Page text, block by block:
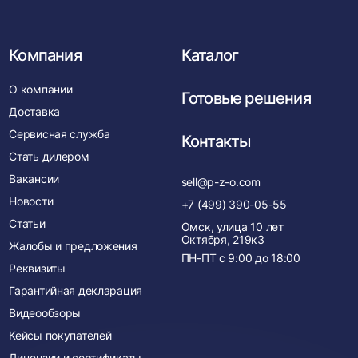
Компания
О компании
Доставка
Сервисная служба
Стать дилером
Вакансии
Новости
Статьи
Жалобы и предложения
Реквизиты
Гарантийная декларация
Видеообзоры
Кейсы покупателей
Каталог
Готовые решения
Контакты
sell@p-z-o.com
+7 (499) 390-05-55
Омск, улица 10 лет
Октября, 219к3
ПН-ПТ с 9:00 до 18:00